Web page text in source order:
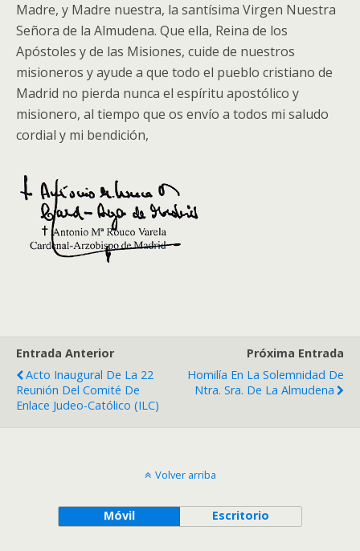
Madre, y Madre nuestra, la santísima Virgen Nuestra
Señora de la Almudena. Que ella, Reina de los
Apóstoles y de las Misiones, cuide de nuestros
misioneros y ayude a que todo el pueblo cristiano de
Madrid no pierda nunca el espíritu apostólico y
misionero, al tiempo que os envío a todos mi saludo
cordial y mi bendición,
Entrada Anterior
Acto Inaugural De La 22
Reunión Del Comité De
Enlace Judeo-Católico (ILC)
Próxima Entrada
Homilía En La Solemnidad De
Ntra. Sra. De La Almudena
Volver arriba
Móvil Escritorio